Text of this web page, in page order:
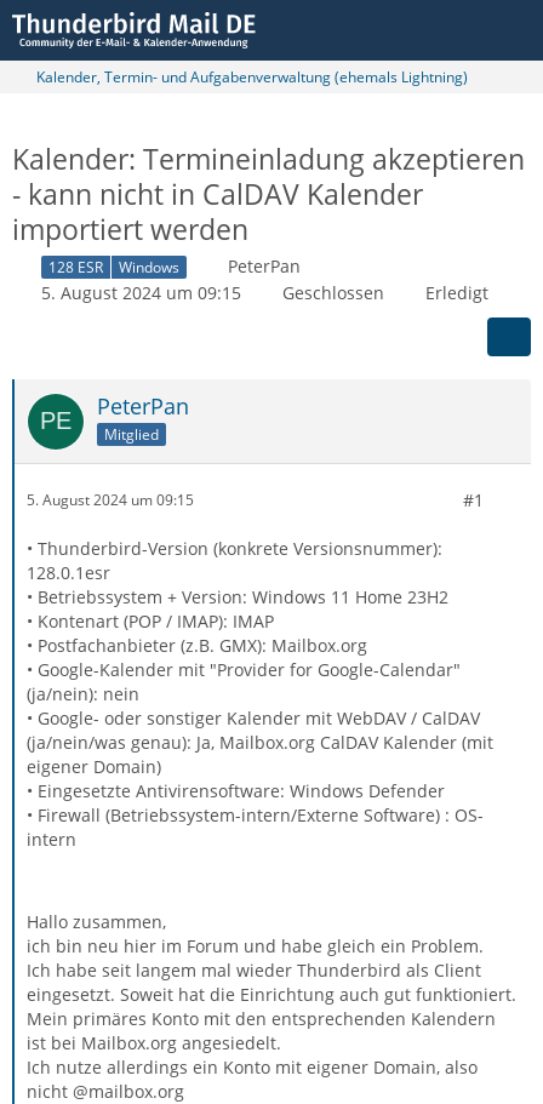
Kalender, Termin- und Aufgabenverwaltung (ehemals Lightning)
Kalender: Termineinladung akzeptieren
- kann nicht in CalDAV Kalender
importiert werden
128 ESR Windows
PeterPan
5. August 2024 um 09:15
Geschlossen Erledigt
PeterPan
Mitglied
5. August 2024 um 09:15 #1
• Thunderbird-Version (konkrete Versionsnummer):
128.0.1esr
• Betriebssystem + Version: Windows 11 Home 23H2
• Kontenart (POP / IMAP): IMAP
• Postfachanbieter (z.B. GMX): Mailbox.org
• Google-Kalender mit "Provider for Google-Calendar"
(ja/nein): nein
• Google- oder sonstiger Kalender mit WebDAV / CalDAV
(ja/nein/was genau): Ja, Mailbox.org CalDAV Kalender (mit
eigener Domain)
• Eingesetzte Antivirensoftware: Windows Defender
• Firewall (Betriebssystem-intern/Externe Software) : OS-
intern
Hallo zusammen,
ich bin neu hier im Forum und habe gleich ein Problem.
Ich habe seit langem mal wieder Thunderbird als Client
eingesetzt. Soweit hat die Einrichtung auch gut funktioniert.
Mein primäres Konto mit den entsprechenden Kalendern
ist bei Mailbox.org angesiedelt.
Ich nutze allerdings ein Konto mit eigener Domain, also
nicht @mailbox.org